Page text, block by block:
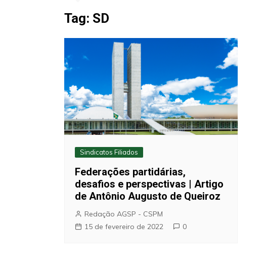
Tag: SD
Sindicatos Filiados
Federações partidárias,
desafios e perspectivas | Artigo
de Antônio Augusto de Queiroz
Redação AGSP - CSPM
15 de fevereiro de 2022
0